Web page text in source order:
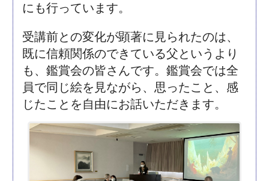
にも行っています。
受講前との変化が顕著に見られたのは、
既に信頼関係のできている父というより
も、鑑賞会の皆さんです。鑑賞会では全
員で同じ絵を見ながら、思ったこと、感
じたことを自由にお話いただきます。